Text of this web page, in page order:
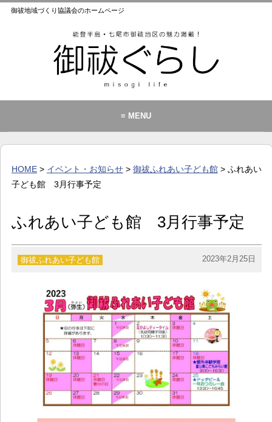
御祓地域づくり協議会のホームページ
≡ MENU
イベント・お知らせ
暮らし
HOME> イベント・お知らせ> 御祓ふれあい子ども館> ふれあい
子ども館 3月行事予定
ふれあい子ども館 3月行事予定
御祓ふれあい子ども館 2023年2月25日